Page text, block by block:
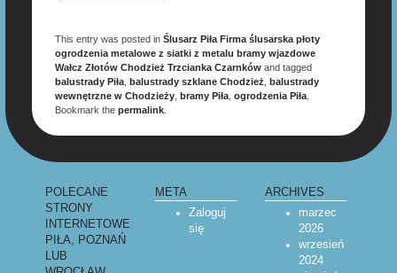
This entry was posted in Ślusarz Piła Firma ślusarska płoty
ogrodzenia metalowe z siatki z metalu bramy wjazdowe
Wałcz Złotów Chodzież Trzcianka Czarnkówand tagged
balustrady Piła, balustrady szklane Chodzież balustrady
wewnętrzne w Chodzieży, bramy Piła, ogrodzenia Piła.
Bookmark the permalink.
POLECANE
STRONY
INTERNETOWE
PIŁA, POZNAŃ
LUB
META
Zaloguj
się
ARCHIVES
marzec
2026
wrzesień
2024